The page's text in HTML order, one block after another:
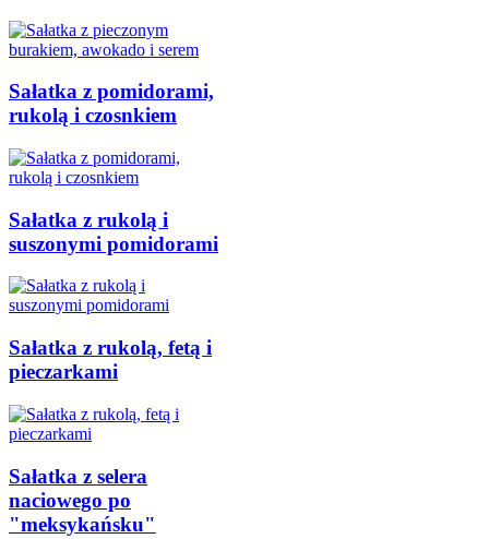
Sałatka z pomidorami,
rukolą i czosnkiem
Sałatka z rukolą i
suszonymi pomidorami
Sałatka z rukolą, fetą i
pieczarkami
Sałatka z selera
naciowego po
"meksykańsku"